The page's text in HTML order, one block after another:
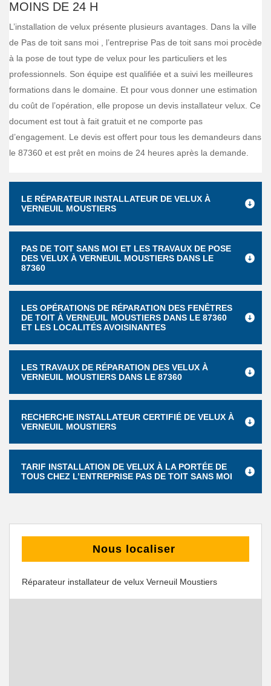
MOINS DE 24 H
L’installation de velux présente plusieurs avantages. Dans la ville
de Pas de toit sans moi , l’entreprise Pas de toit sans moi procède
à la pose de tout type de velux pour les particuliers et les
professionnels. Son équipe est qualifiée et a suivi les meilleures
formations dans le domaine. Et pour vous donner une estimation
du coût de l’opération, elle propose un devis installateur velux. Ce
document est tout à fait gratuit et ne comporte pas
d’engagement. Le devis est offert pour tous les demandeurs dans
le 87360 et est prêt en moins de 24 heures après la demande.
LE RÉPARATEUR INSTALLATEUR DE VELUX À
VERNEUIL MOUSTIERS
PAS DE TOIT SANS MOI ET LES TRAVAUX DE POSE
DES VELUX À VERNEUIL MOUSTIERS DANS LE
87360
LES OPÉRATIONS DE RÉPARATION DES FENÊTRES
DE TOIT À VERNEUIL MOUSTIERS DANS LE 87360
ET LES LOCALITÉS AVOISINANTES
LES TRAVAUX DE RÉPARATION DES VELUX À
VERNEUIL MOUSTIERS DANS LE 87360
RECHERCHE INSTALLATEUR CERTIFIÉ DE VELUX À
VERNEUIL MOUSTIERS
TARIF INSTALLATION DE VELUX À LA PORTÉE DE
TOUS CHEZ L’ENTREPRISE PAS DE TOIT SANS MOI
Nous localiser
Réparateur installateur de velux Verneuil Moustiers